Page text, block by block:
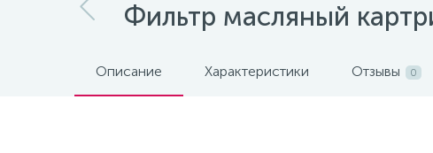
Фильтр масляный
Описание Характеристики Отзывы 0